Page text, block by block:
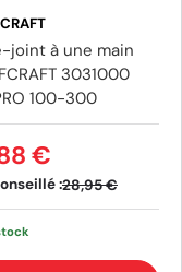
joint à une main
3031000
100-300
:28,95 €
€